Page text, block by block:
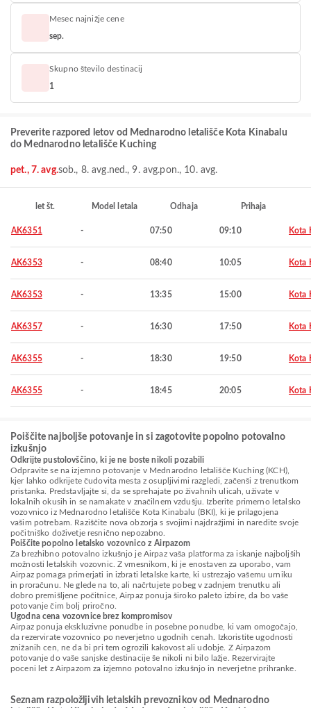
Mesec najnižje cene
sep.
Skupno število destinacij
1
Preverite razpored letov od Mednarodno letališče Kota Kinabalu
do Mednarodno letališče Kuching
pet., 7. avg.sob., 8. avg.ned., 9. avg.pon., 10. avg.
let št. Model letala Odhaja Prihaja
AK6351 - 07:50 09:10 Kota
AK6353 - 08:40 10:05 Kota
AK6353 - 13:35 15:00 Kota
AK6357 - 16:30 17:50 Kota
AK6355 - 18:30 19:50 Kota
AK6355 - 18:45 20:05 Kota
Poiščite najboljše potovanje in si zagotovite popolno potovalno
izkušnjo
Odkrijte pustolovščino, ki je ne boste nikoli pozabili
Odpravite se na izjemno potovanje v Mednarodno letališče Kuching (KCH),
kjer lahko odkrijete čudovita mesta z osupljivimi razgledi, začenši z trenutkom
pristanka. Predstavljajte si, da se sprehajate po živahnih ulicah, uživate v
lokalnih okusih in se namakate v značilnem vzdušju. Izberite primerno letalsko
vozovnico iz Mednarodno letališče Kota Kinabalu (BKI), ki je prilagojena
vašim potrebam. Raziščite nova obzorja s svojimi najdražjimi in naredite svoje
počitniško doživetje resnično nepozabno.
Poiščite popolno letalsko vozovnico z Airpazom
Za brezhibno potovalno izkušnjo je Airpaz vaša platforma za iskanje najboljših
možnosti letalskih vozovnic. Z vmesnikom, ki je enostaven za uporabo, vam
Airpaz pomaga primerjati in izbrati letalske karte, ki ustrezajo vašemu urniku
in proračunu. Ne glede na to, ali načrtujete pobeg v zadnjem trenutku ali
dobro premišljene počitnice, Airpaz ponuja široko paleto izbire, da bo vaše
potovanje čim bolj priročno.
Ugodna cena vozovnice brez kompromisov
Airpaz ponuja ekskluzivne ponudbe in posebne ponudbe, ki vam omogočajo,
da rezervirate vozovnico po neverjetno ugodnih cenah. Izkoristite ugodnosti
znižanih cen, ne da bi pri tem ogrozili kakovost ali udobje. Z Airpazom
potovanje do vaše sanjske destinacije še nikoli ni bilo lažje. Rezervirajte
poceni let z Airpazom za izjemno potovalno izkušnjo in neverjetne prihranke.
Seznam razpoložljivih letalskih prevoznikov od Mednarodno